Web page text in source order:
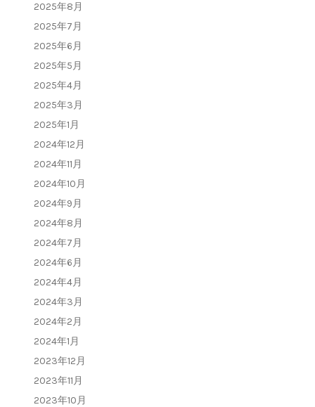
2025年8月
2025年7月
2025年6月
2025年5月
2025年4月
2025年3月
2025年1月
2024年12月
2024年11月
2024年10月
2024年9月
2024年8月
2024年7月
2024年6月
2024年4月
2024年3月
2024年2月
2024年1月
2023年12月
2023年11月
2023年10月